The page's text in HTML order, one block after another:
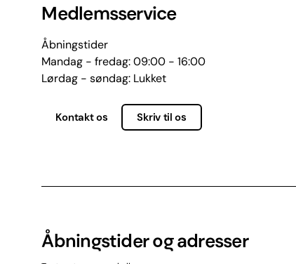
Medlemsservice
Åbningstider
Mandag - fredag: 09:00 - 16:00
Lørdag - søndag: Lukket
Kontakt os Skriv til os
Åbningstider og adresser